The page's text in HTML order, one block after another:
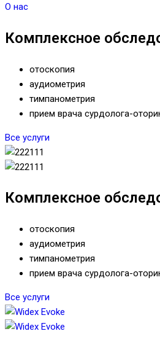
О нас
Комплексное
отоскопия
аудиометрия
тимпанометрия
прием врача сурдолога-
Все услуги
Комплексное
отоскопия
аудиометрия
тимпанометрия
прием врача сурдолога-
Все услуги